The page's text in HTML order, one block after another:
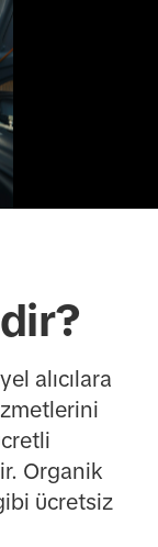
alıcılara
Organik
ücretsiz